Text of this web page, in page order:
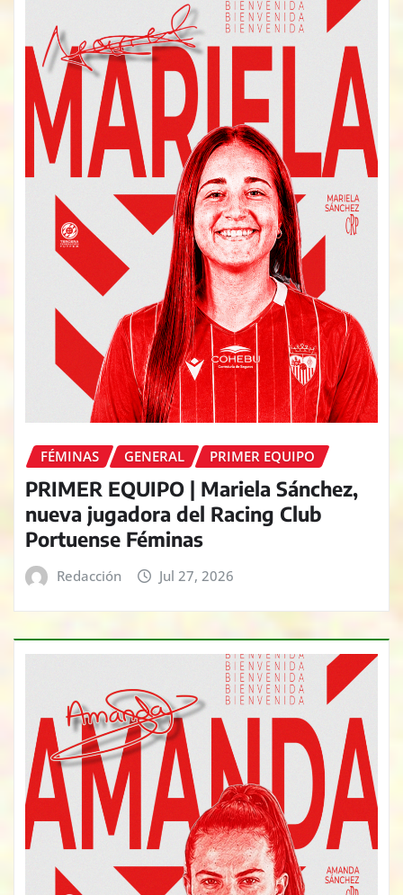
FÉMINAS GENERAL PRIMER EQUIPO
PRIMER EQUIPO | Mariela Sánchez,
nueva jugadora del Racing Club
Portuense Féminas
Redacción Jul 27, 2026